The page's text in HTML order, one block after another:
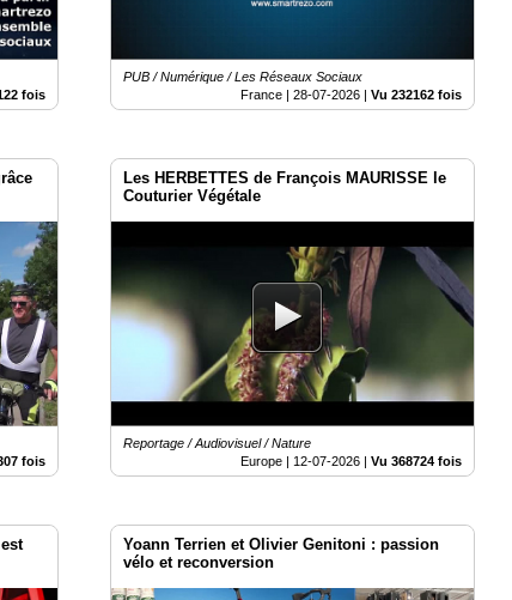
fois
PUB / Numérique / Les Réseaux Sociaux
France |28-07-2026 |Vu 232162 fois
fois
Les HERBETTES de François MAURISSE le
Couturier Végétale
Reportage / Audiovisuel / Nature
Europe | 12-07-2026 |Vu 368724 fois
Yoann Terrien et Olivier Genitoni : passion
vélo et reconversion